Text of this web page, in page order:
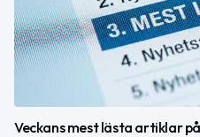
Veckans mest lästa artiklar